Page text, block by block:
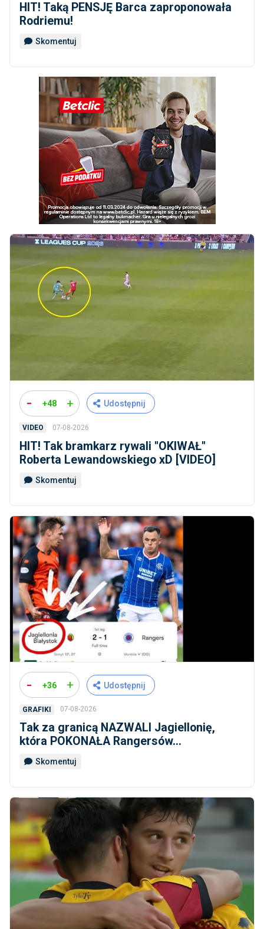
HIT! Taką PENSJĘ Barca zaproponowała
Rodriemu!
Skomentuj
- +48 + Udostępnij
VIDEO 07-08-2026
HIT! Tak bramkarz rywali ''OKIWAŁ''
Roberta Lewandowskiego xD [VIDEO]
Skomentuj
- +36 + Udostępnij
GRAFIKI 07-08-2026
Tak za granicą NAZWALI Jagiellonię,
która POKONAŁA Rangersów...
Skomentuj